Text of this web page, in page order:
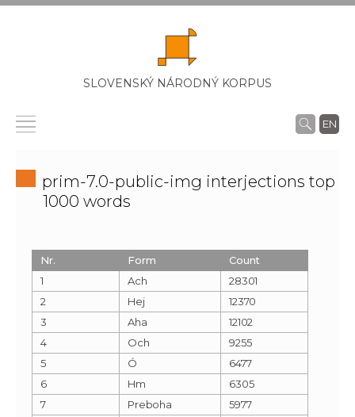
SLOVENSKÝ NÁRODNÝ KORPUS
EN
prim-7.0-public-img interjections top
1000 words
Nr. Form
Count
1
Ach
28301
2
Hej
12370
3
Aha
12102
4
Och
9255
5
Ó
6477
6
Hm
6305
7
Preboha
5977